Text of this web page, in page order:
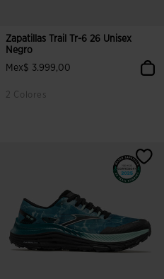
Zapatillas Trail Tr-6 26 Unisex
Negro
Mex$ 3.999,00
2 Colores
3.4 sobre 5 de valoración de clientes